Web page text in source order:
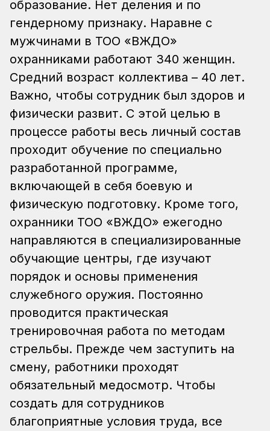
образование. Нет деления и по
гендерному признаку. Наравне с
мужчинами в ТОО «ВЖДО»
охранниками работают 340 женщин.
Средний возраст коллектива – 40 лет.
Важно, чтобы сотрудник был здоров и
физически развит. С этой целью в
процессе работы весь личный состав
проходит обучение по специально
разработанной программе,
включающей в себя боевую и
физическую подготовку. Кроме того,
охранники ТОО «ВЖДО» ежегодно
направляются в специализированные
обучающие центры, где изучают
порядок и основы применения
служебного оружия. Постоянно
проводится практическая
тренировочная работа по методам
стрельбы. Прежде чем заступить на
смену, работники проходят
обязательный медосмотр. Чтобы
создать для сотрудников
благоприятные условия труда, все